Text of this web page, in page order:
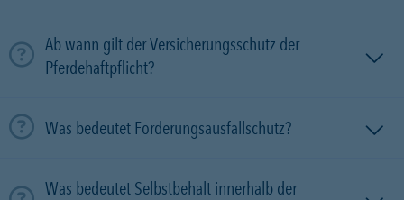
Ab wann gilt der Versicherungsschutz der
Pferdehaftpflicht?
Was bedeutet Forderungsausfallschutz?
Was bedeutet Selbstbehalt innerhalb der